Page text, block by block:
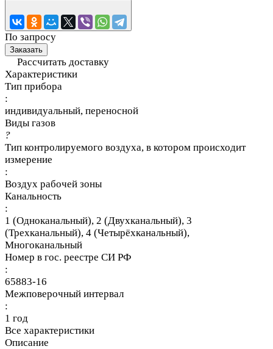
По запросу
Заказать
Рассчитать доставку
Характеристики
Тип прибора
:
индивидуальный, переносной
Виды газов
?
Тип контролируемого воздуха, в котором происходит
измерение
:
Воздух рабочей зоны
Канальность
:
1 (Одноканальный), 2 (Двухканальный), 3
(Трехканальный), 4 (Четырёхканальный),
Многоканальный
Номер в гос. реестре СИ РФ
:
65883-16
Межповерочный интервал
:
1 год
Все характеристики
Описание